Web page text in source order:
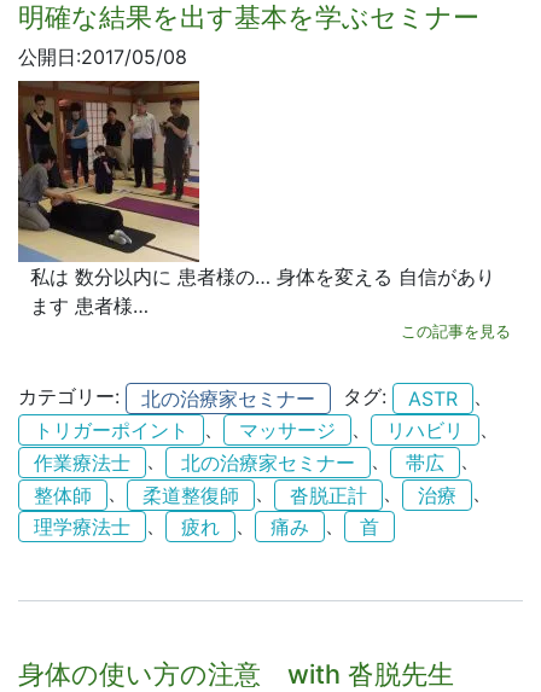
明確な結果を出す基本を学ぶセミナー
公開日:2017/05/08
私は 数分以内に 患者様の… 身体を変える 自信があり
ます 患者様…
この記事を見る
カテゴリー: 北の治療家セミナー タグ: ASTR
、
トリガーポイント
マッサージ リハビリ
作業療法士
、 北の治療家セミナー 、 帯広
、
整体師
、 柔道整復師 、 沓脱正計 、 治療
、
理学療法士
疲れ 痛み 首
身体の使い方の注意 with 沓脱先生